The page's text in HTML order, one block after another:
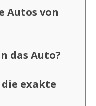
Autos von
das Auto?
exakte